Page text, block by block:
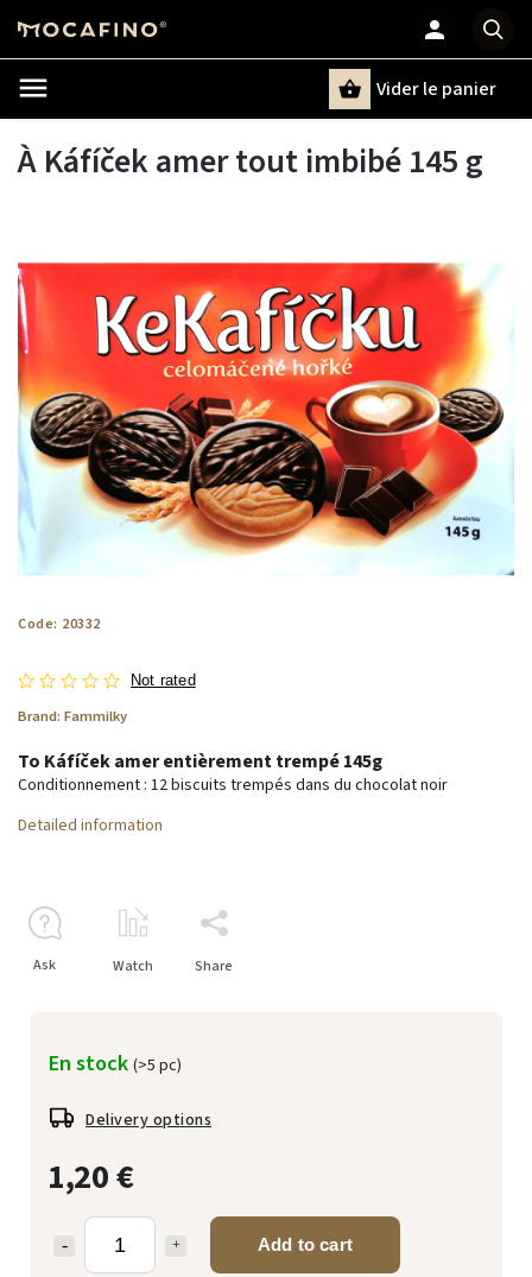
Chercher
Vider le panier
À Káfíček amer tout imbibé 145 g
Code: 20332
Not rated
Brand: Fammilky
1,20 €
Add to cart
En stock (>5 pc)
Delivery options
To Káfíček amer entièrement trempé 145g
Conditionnement : 12 biscuits trempés dans du chocolat noir
Detailed information
Ask Watch Share